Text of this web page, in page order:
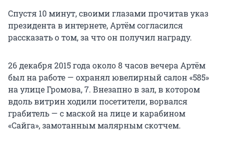
Спустя 10 минут, своими глазами прочитав указ
президента в интернете, Артём согласился
рассказать о том, за что он получил награду.
26 декабря 2015 года около 8 часов вечера Артём
был на работе — охранял ювелирный салон «585»
на улице Громова, 7. Внезапно в зал, в котором
вдоль витрин ходили посетители, ворвался
грабитель — с маской на лице и карабином
«Сайга», замотанным малярным скотчем.